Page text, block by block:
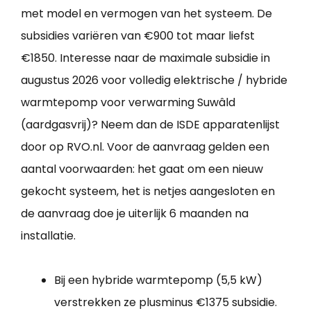
met model en vermogen van het systeem. De
subsidies variëren van €900 tot maar liefst
€1850. Interesse naar de maximale subsidie in
augustus 2026 voor volledig elektrische / hybride
warmtepomp voor verwarming Suwâld
(aardgasvrij)? Neem dan de ISDE apparatenlijst
door op RVO.nl. Voor de aanvraag gelden een
aantal voorwaarden: het gaat om een nieuw
gekocht systeem, het is netjes aangesloten en
de aanvraag doe je uiterlijk 6 maanden na
installatie.
Bij een hybride warmtepomp (5,5 kW)
verstrekken ze plusminus €1375 subsidie.